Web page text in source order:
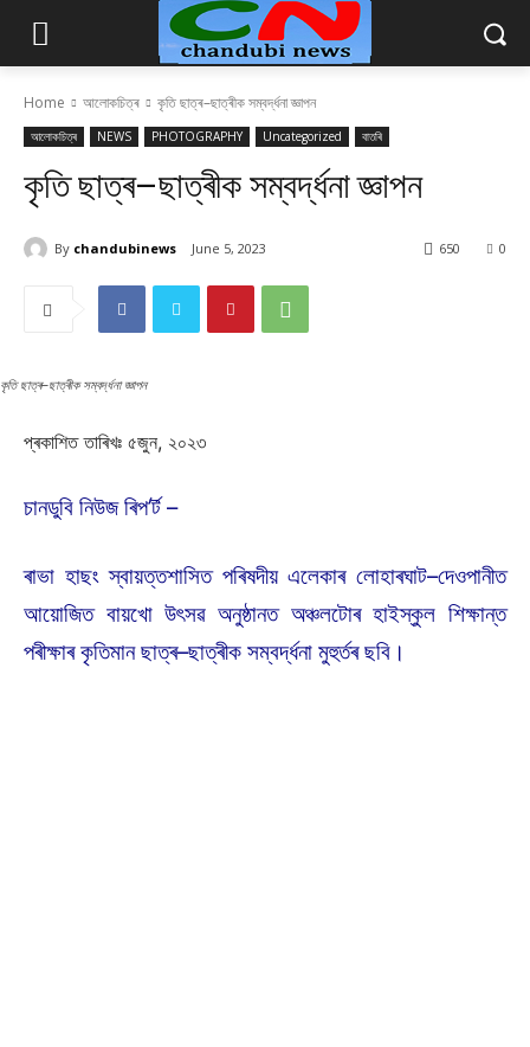
Home আলোকচিত্ৰ কৃতি ছাত্ৰ–ছাত্ৰীক সম্বৰ্দ্ধনা জ্ঞাপন
আলোকচিত্ৰ NEWS PHOTOGRAPHY Uncategorized বাতৰি
কৃতি ছাত্ৰ–ছাত্ৰীক সম্বৰ্দ্ধনা জ্ঞাপন
By chandubinews June 5, 2023 0
650
কৃতি ছাত্ৰ–ছাত্ৰীক সম্বৰ্দ্ধনা জ্ঞাপন
প্ৰকাশিত তাৰিখঃ ৫জুন, ২০২৩
চানডুবি নিউজ ৰিপ’ৰ্ট –
ৰাভা হাছং স্বায়ত্তশাসিত পৰিষদীয় এলেকাৰ লোহাৰঘাট–দেওপানীত
আয়োজিত বায়খো উৎসৱ অনুষ্ঠানত অঞ্চলটোৰ হাইস্কুল শিক্ষান্ত
পৰীক্ষাৰ কৃতিমান ছাত্ৰ–ছাত্ৰীক সম্বৰ্দ্ধনা মুহুৰ্তৰ ছবি।